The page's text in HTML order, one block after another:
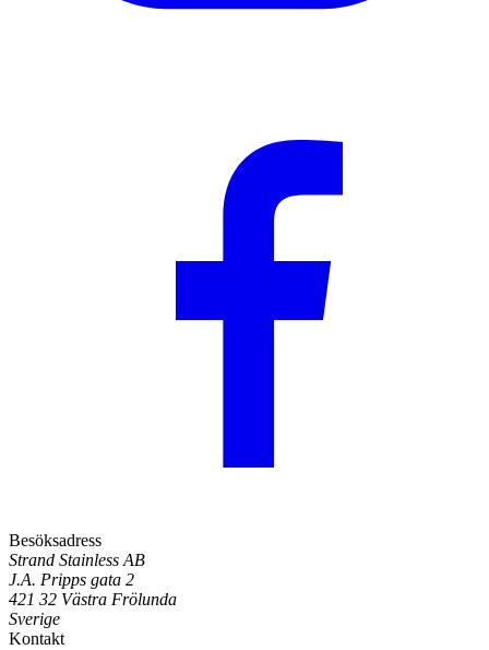
Besöksadress
Strand Stainless AB
J.A. Pripps gata 2
421 32 Västra Frölunda
Sverige
Kontakt